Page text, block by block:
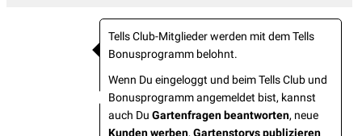
Tells Club-Mitglieder werden mit dem Tells
Bonusprogramm belohnt.
Wenn Du eingeloggt und beim Tells Club und
Bonusprogramm angemeldet bist, kannst
auch Du Gartenfragen beantworten, neue
Kunden werben, Gartenstorys publizieren